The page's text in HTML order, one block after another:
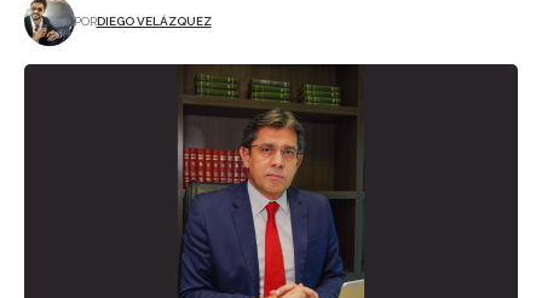
PORDIEGO VELÁZQUEZ